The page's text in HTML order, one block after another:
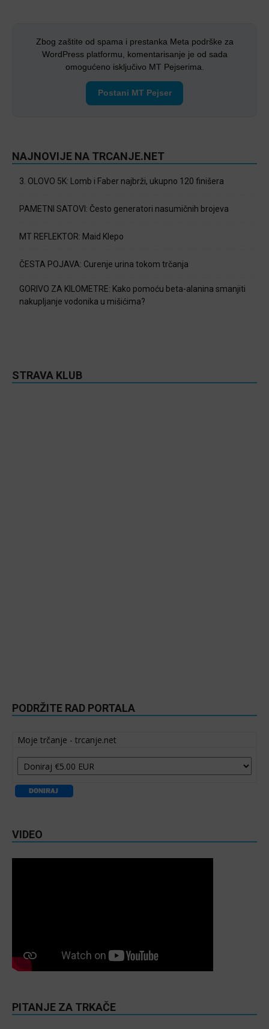
Zbog zaštite od spama i prestanka Meta podrške za
WordPress platformu, komentarisanje je od sada
omogućeno isključivo MT Pejserima.
Postani MT Pejser
NAJNOVIJE NA TRCANJE.NET
3. OLOVO 5K: Lomb i Faber najbrži, ukupno 120 finišera
PAMETNI SATOVI: Često generatori nasumičnih brojeva
MT REFLEKTOR: Maid Klepo
ČESTA POJAVA: Curenje urina tokom trčanja
GORIVO ZA KILOMETRE: Kako pomoću beta-alanina smanjiti
nakupljanje vodonika u mišićima?
STRAVA KLUB
PODRŽITE RAD PORTALA
Moje trčanje - trcanje.net
VIDEO
PITANJE ZA TRKAČE